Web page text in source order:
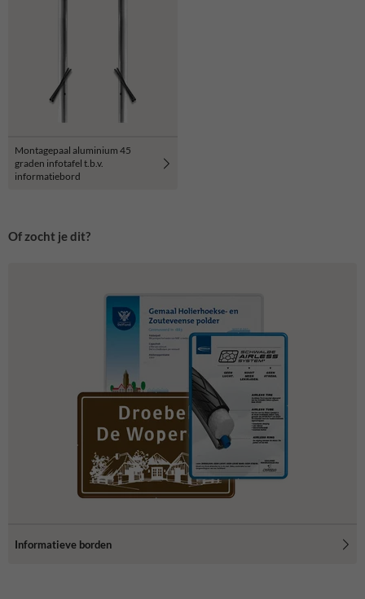
Montagepaal aluminium 45
graden infotafel t.b.v.
informatiebord
Of zocht je dit?
Informatieve borden